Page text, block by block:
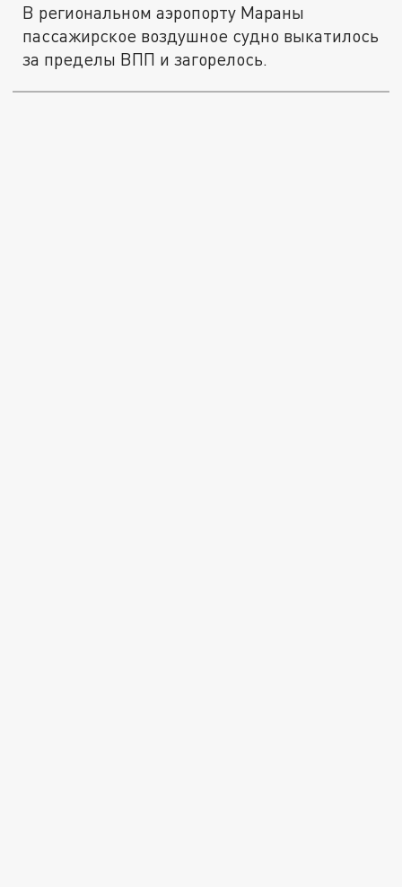
В региональном аэропорту Мараны
пассажирское воздушное судно выкатилось
за пределы ВПП и загорелось.